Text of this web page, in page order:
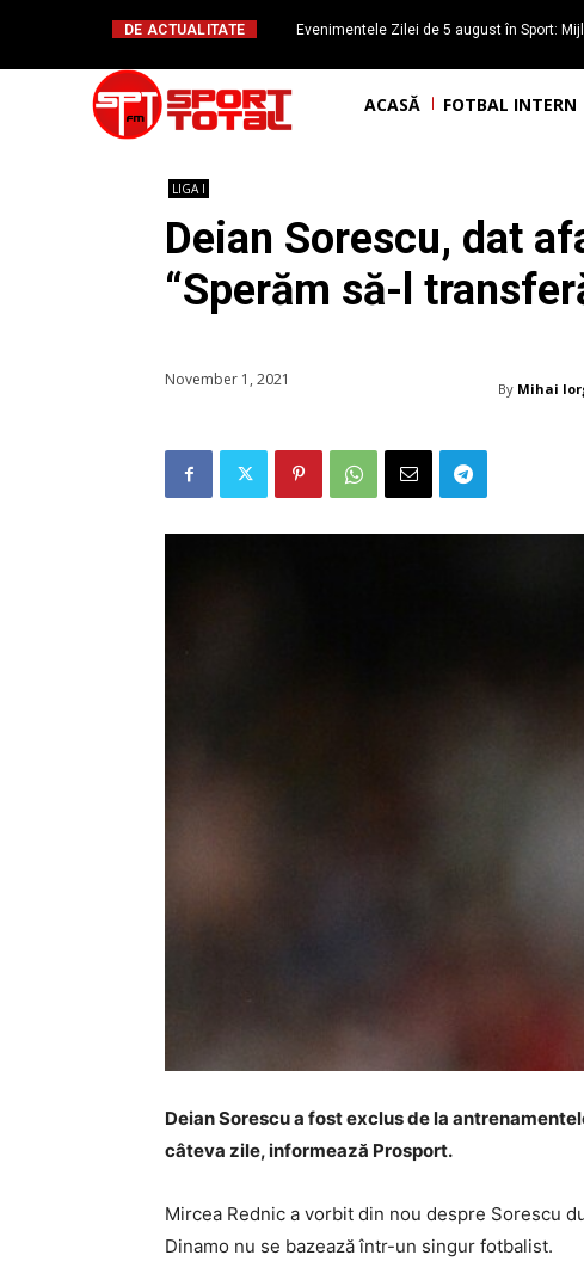
DE ACTUALITATE
Evenimentele Zilei de 5 august în Sport:
ACASĂ FOTBAL INTERN
LIGA I
Deian Sorescu, dat
“Sperăm să-l
November 1, 2021 By Mihai
Deian Sorescu a fost exclus de la
câteva zile, informează Prosport.
Mircea Rednic a vorbit din nou despre Sorescu
Dinamo nu se bazează într-un singur fotbalist.